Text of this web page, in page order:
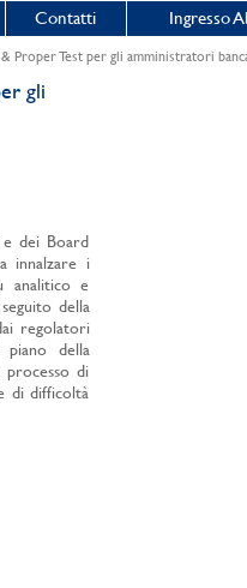
Contatti Ingresso
Proper Test per gli amministratori
gli
dei Board
innalzare i
analitico e
della
regolatori
della
di
di difficoltà